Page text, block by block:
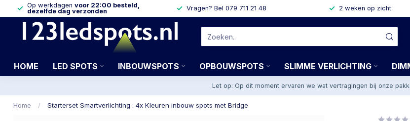
Op werkdagen voor 22:00 besteld,
dezelfde dag verzonden
Vragen? Bel 079 711 21 48 2 weken op zicht
HOME LED SPOTS INBOUWSPOTS OPBOUWSPOTS SLIMME VERLICHTING
Let op: Op dit moment ervaren we wat vertragingen bij onze
Home / Starterset Smartverlichting : 4x Kleuren inbouw spots met Bridge